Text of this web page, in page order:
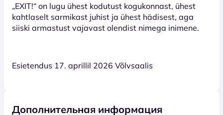
„EXIT!“ on lugu ühest kodutust kogukonnast, ühest
kahtlaselt sarmikast juhist ja ühest hädisest, aga
siiski armastust vajavast olendist nimega inimene.
Esietendus 17. aprillil 2026 Võlvsaalis
Дополнительная информация